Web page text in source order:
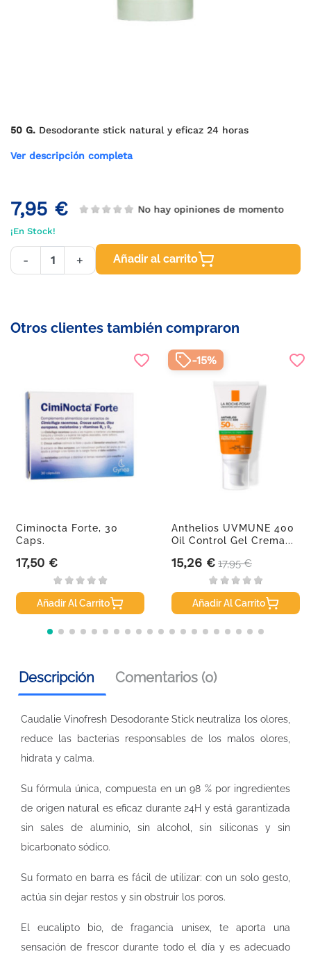
50 G. Desodorante stick natural y eficaz 24 horas
Ver descripción completa
7,95 € No hay opiniones de momento
¡En Stock!
- + Añadir al carrito
Otros clientes también compraron
Ciminocta Forte, 30
Caps.
Precio
17,50 €
Añadir Al Carrito
Anthelios UVMUNE 400
Oil Control Gel Crema...
Precio
15,26 € Precio base
17,95 €
Añadir Al Carrito
-15%
Descripción Comentarios (0)
Caudalie Vinofresh Desodorante Stick neutraliza los olores,
reduce las bacterias responsables de los malos olores,
hidrata y calma.
Su fórmula única, compuesta en un 98 % por ingredientes
de origen natural es eficaz durante 24H y está garantizada
sin sales de aluminio, sin alcohol, sin siliconas y sin
bicarbonato sódico.
Su formato en barra es fácil de utilizar: con un solo gesto,
actúa sin dejar restos y sin obstruir los poros.
El eucalipto bio, de fragancia unisex, te aporta una
sensación de frescor durante todo el día y es adecuado